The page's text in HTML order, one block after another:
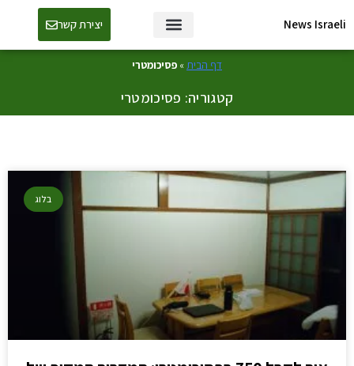
News Israeli יצירת קשר
דף הבית» פסיכומטרי
קטגוריה: פסיכומטרי
בלוג